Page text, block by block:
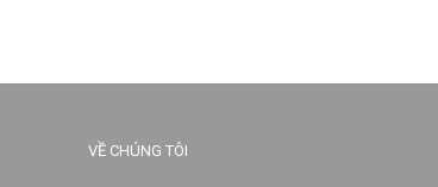
VỀ CHÚNG TÔI